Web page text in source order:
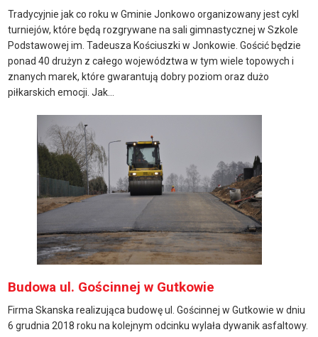
Tradycyjnie jak co roku w Gminie Jonkowo organizowany jest cykl
turniejów, które będą rozgrywane na sali gimnastycznej w Szkole
Podstawowej im. Tadeusza Kościuszki w Jonkowie. Gościć będzie
ponad 40 drużyn z całego województwa w tym wiele topowych i
znanych marek, które gwarantują dobry poziom oraz dużo
piłkarskich emocji. Jak...
Budowa ul. Gościnnej w Gutkowie
Firma Skanska realizująca budowę ul. Gościnnej w Gutkowie w dniu
6 grudnia 2018 roku na kolejnym odcinku wylała dywanik asfaltowy.